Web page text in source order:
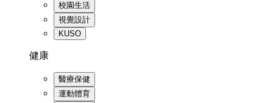
校園生活
視覺設計
KUSO
健康
醫療保健
運動體育